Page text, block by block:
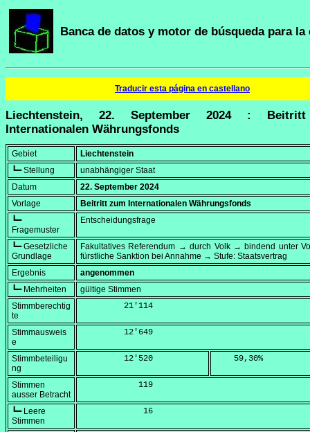
Banca de datos y motor de búsqueda para
Traducir esta página en castellano
Liechtenstein, 22. September 2024 :
Internationalen Währungsfonds
Gebiet
Liechtenstein
┗━ Stellung
unabhängiger Staat
Datum
22. September 2024
Vorlage
Beitritt zum Internationalen Währungsfonds
┗━
Fragemuster
Entscheidungsfrage
┗━ Gesetzliche
Grundlage
Fakultatives Referendum → durch Volk → bindend unter
fürstliche Sanktion bei Annahme → Stufe: Staatsvertrag
Ergebnis
angenommen
┗━ Mehrheiten
gültige Stimmen
Stimmberechtig
te
         21'114
Stimmausweis
e
         12'649
Stimmbeteiligu
ng
         12'520
    59,30
%
Stimmen
ausser Betracht
            119
┗━ Leere
Stimmen
             16